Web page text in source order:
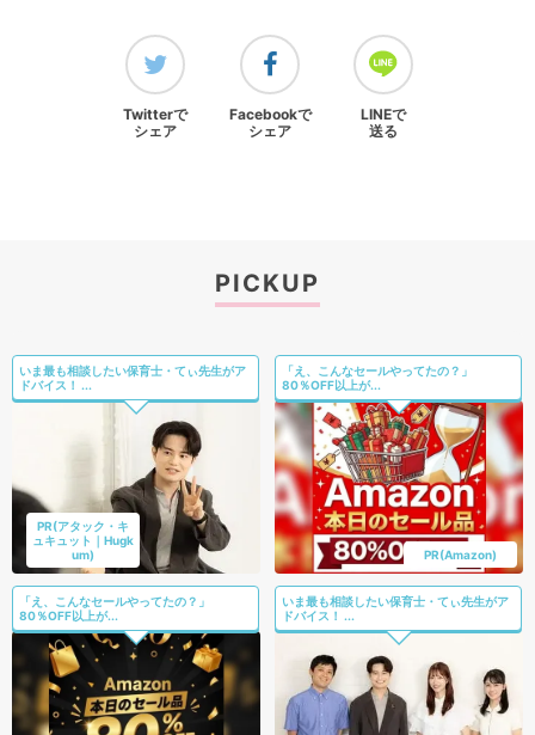
Twitterで
シェア
Facebookで
シェア
LINEで
送る
PICKUP
いま最も相談したい保育士・てぃ先生がア
ドバイス！ ...
PR(アタック・キ
ュキュット｜Hugk
um)
「え、こんなセールやってたの？」
80％OFF以上が...
PR(Amazon)
「え、こんなセールやってたの？」
80％OFF以上が...
いま最も相談したい保育士・てぃ先生がア
ドバイス！ ...